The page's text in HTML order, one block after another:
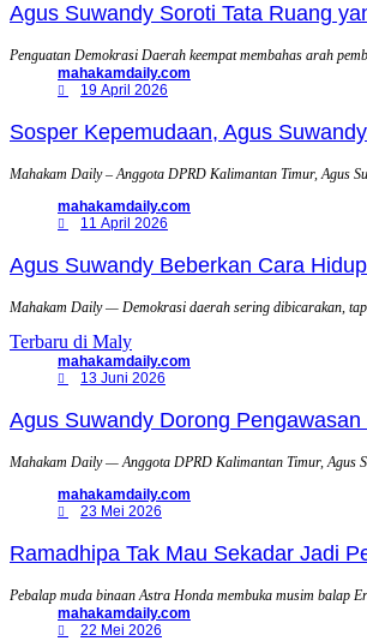
Agus Suwandy Soroti Tata Ruang
Penguatan Demokrasi Daerah keempat membahas arah
mahakamdaily.com
19 April 2026
Sosper Kepemudaan, Agus
Mahakam Daily – Anggota DPRD Kalimantan Timur, Agus
mahakamdaily.com
11 April 2026
Agus Suwandy Beberkan Cara
Mahakam Daily — Demokrasi daerah sering dibicarakan,
Terbaru di Maly
mahakamdaily.com
13 Juni 2026
Agus Suwandy Dorong
Mahakam Daily — Anggota DPRD Kalimantan Timur, Agus
mahakamdaily.com
23 Mei 2026
Ramadhipa Tak Mau Sekadar Jadi
Pebalap muda binaan Astra Honda membuka musim balap
mahakamdaily.com
22 Mei 2026